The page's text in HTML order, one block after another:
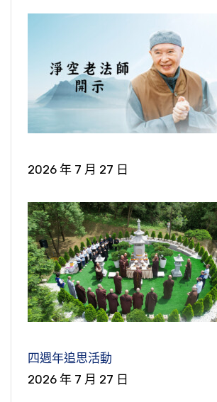
麼去平等？女人能生小孩，男人他
現在外國是最開放的，你看洗手間
男女，都畫個圖案在那邊，這是什
別，不是男女有別嗎？我們從這裡
顯。所以男女有別不是男女不平等
女不平等就大錯特錯，各人性別不
個人的天職，他的本分。所以現在
亂？就是不懂這個道理，把這個真
是讓我們好好去深思的。所以你看
豪，有錢有勢，我們現在流行的話
以我常常跟大家講，說我現在碰到
人，我還沒有碰到一個女弱人，沒
人。有的表面表現得她很強勢，有
弱、內心很剛強，那是柔弱的強，
勢的強。所以有一次我在上海跟一
我說現在女眾都做事業做這麼大，
人。
一驚。陵陽公來了，這個陵陽公他
來的這些驢子、騾子，你敢把牠打
到坑裡面，就去抓住惠主律師往陵
訴判罪。看他把他的驢子、騾子都
坑裡面，要判什麼罪。但是這個縣
陽公那邊，出乎意料的，陵陽公不
罪，反而很歡喜說，承蒙律師這樣
慳吝跟貪欲心。
些驢子、騾子，他放不下，他現在
掉，他放下了，就破除了他慳吝跟
陽公講，我從這次教訓當中，獲得
不但沒有責怪他，還送給惠主律師
那很名貴的，還有古時候這種很好
綾綢（絲織品），很高級的布，贈
這個公案給我們的一個啟示，就
年」，正法時期原來可以一千五百
五百年，變成只有一千年。所以佛
如果去學外國人，學現代這些女眾
抗議向誰抗議？向釋迦牟尼佛抗議
弟子，要出家，佛的教誨不接受，
必來出家？就不需要了。這也是很
妳既然要出家接受佛陀教育，佛的
道去懺悔，覺得自己是女眾業障比
罪業了。所以這個我們也要知道。
所以這些話我們也看什麼對象來
現在這個時代，所以現在講戒很少
經，講戒的很少。所以我們看到唐
戒律都還很清淨，不但說律宗的祖
淨，其他宗派都戒律清淨。你看我
導大師，他一生沒有用眼睛正面直
都知道善導大師是日本人最崇拜的
他一生眼睛沒有直視女人，他的威
惱』，明天就要來找他麻煩了。可
來修理玄鑒法師了。但是那天晚上
刀擬之』，晚上睡覺夢見一個人拿
要殺他，叫他不可對大師無禮。『
第二天醒過來，醒過來他也覺悟到
自己不應該送酒到寺院給工人喝，
不能怪玄鑒法師，玄鑒法師他是對
工人在寺院喝酒是對的。所以他就
錯，他不會再送酒給工人喝了。可
人他還是有善根，所以他自己也能
懺悔，這個也很難得。人知道錯了
這個就值得加勉、讚歎。
下面是蓮池大師他的一個讚歎
下面：
【贊曰：「今時之餉工役，非惟
飪腥；至於豎棟安樑，賽神宴客，
2026 年 7 月 27 日
四週年追思活動
2026 年 7 月 27 日